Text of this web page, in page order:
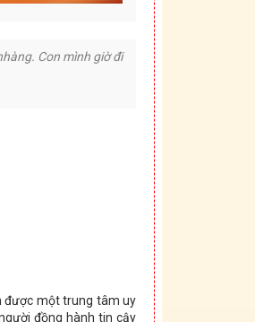
Con mình giờ đi
được một trung tâm uy
đồng hành tin cậy